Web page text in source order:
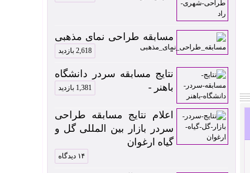
مسابقه طراحی نمای مذهبی
-
2,618 بازدید
نتایج مسابقه سردر دانشگاه
باهنر -
1,381 بازدید
اعلام نتایج مسابقه طراحی
سردر بازار بین المللی گل و
گیاه ارغوان
۱۴ دیدگاه